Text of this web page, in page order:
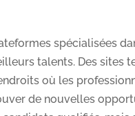
spécialisées
talents. Des sites
où les
de nouvelles